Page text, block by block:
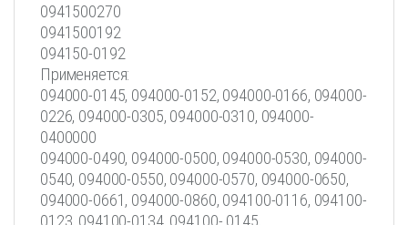
0941500270
0941500192
094150-0192
Применяется:
094000-0145, 094000-0152, 094000-0166, 094000-
0226, 094000-0305, 094000-0310, 094000-
0400000
094000-0490, 094000-0500, 094000-0530, 094000-
0540, 094000-0550, 094000-0570, 094000-0650,
094000-0661, 094000-0860, 094100-0116, 094100-
0123, 094100-0134, 094100- 0145,